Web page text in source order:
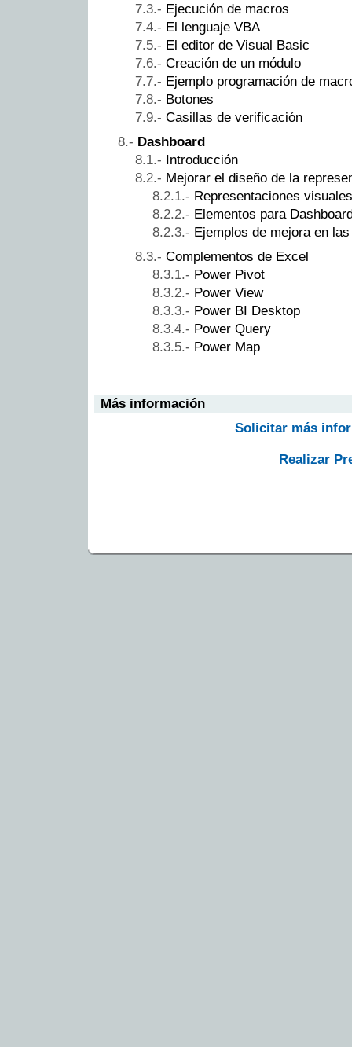
Ejecución de macros
El lenguaje VBA
El editor de Visual Basic
Creación de un módulo
Ejemplo programación de
Botones
Casillas de verificación
Dashboard
Introducción
Mejorar el diseño de la
Representaciones visuales
Elementos para
Ejemplos de mejora en
Complementos de Excel
Power Pivot
Power View
Power BI Desktop
Power Query
Power Map
Más información
Solicitar más
Realizar